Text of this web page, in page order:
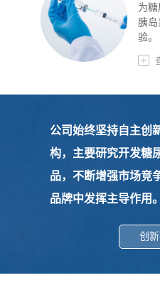
为
胰
验。
公司始终坚持自主创
构，主要研究开发糖
品，不断增强市场竞
品牌中发挥主导作用。
创